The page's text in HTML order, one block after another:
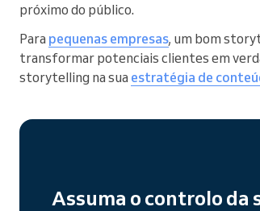
próximo do público.
Para pequenas empresas, um bom
transformar potenciais clientes em
storytelling na sua estratégia de
Assuma o controlo da